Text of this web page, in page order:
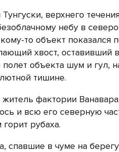
верхнего
небу в
то объект показался
хвост, оставивший
объекта шум и гул,
тишине.
фактории
и всю его северную
рубаха.
спавшие в чуме на